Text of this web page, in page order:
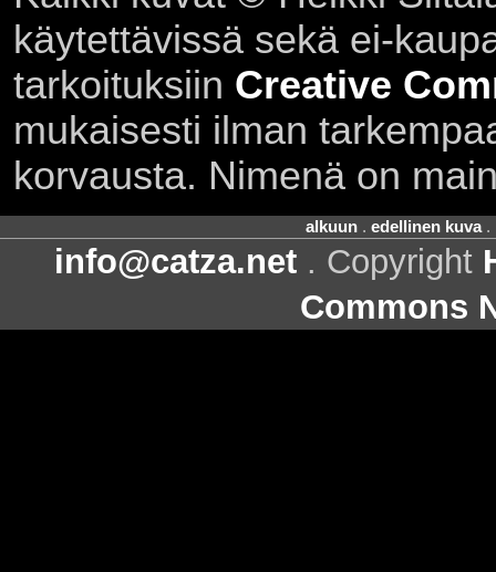
käytettävissä sekä ei-
tarkoituksiin Creative
mukaisesti ilman
korvausta. Nimenä on
alkuun. edellinen kuva.
info@catza.net . Copyright
Commons